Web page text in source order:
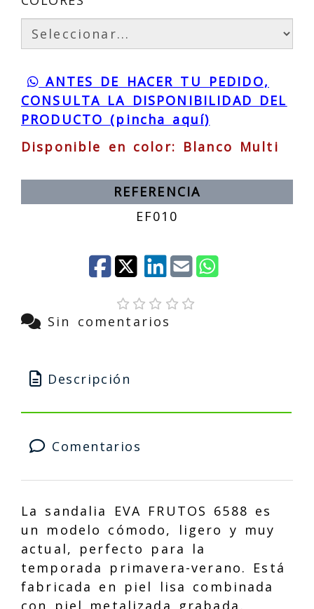
ANTES DE HACER TU PEDIDO,
CONSULTA LA DISPONIBILIDAD DEL
PRODUCTO (pincha aquí)
Disponible en color: Blanco Multi
REFERENCIA
EF010
Sin comentarios
Descripción
Comentarios
La sandalia EVA FRUTOS 6588 es
un modelo cómodo, ligero y muy
actual, perfecto para la
temporada primavera-verano. Está
fabricada en piel lisa combinada
con piel metalizada grabada,